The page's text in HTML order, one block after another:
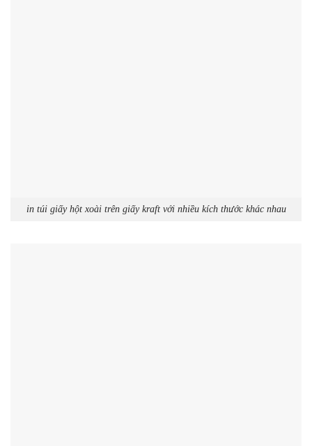
in túi giấy hột xoài trên giấy kraft với nhiều kích thước khác nhau